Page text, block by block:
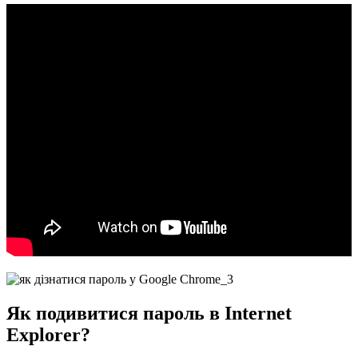
Як подивитися пароль в Internet
Explorer?